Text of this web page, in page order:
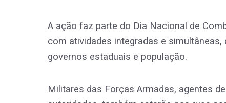
A ação faz parte do Dia Nacional de
com atividades integradas e
governos estaduais e população.
Militares das Forças Armadas, agentes